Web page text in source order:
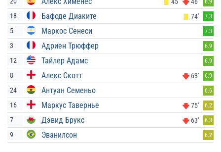
18 Бафоде Диаките 74' 7.3
5 Маркос Сенеси 7.3
3 Адриен Трюффер 6.9
12 Тайлер Адамс 6.9
8 Алекс Скотт 63' 6.9
24 Антуан Семеньо 6.6
16 Маркус Тавернье 75' 6.2
7 Дэвид Брукс 63' 6.3
9 Эванилсон 6.2